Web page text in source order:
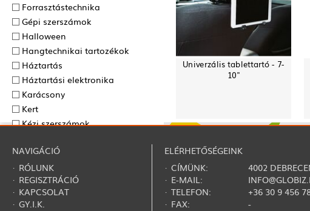
Forrasztás­technika
Gépi szerszámok
Halloween
Hangtechnikai tartozékok
Háztartás
Háztartási elektronika
Karácsony
Kert
Kézi szerszámok
Mobil, tablet kiegészítők
Nyár
Otthon világítástechnika
Ruházat
Univerzális tablettartó - 7-
10"
NAVIGÁCIÓ
· RÓLUNK
· REGISZTRÁCIÓ
· KAPCSOLAT
· GY.I.K.
ELÉRHETŐSÉGEINK
· CÍMÜNK:
4002
· E-MAIL:
· TELEFON:
+36 30 9 456
· FAX:
-